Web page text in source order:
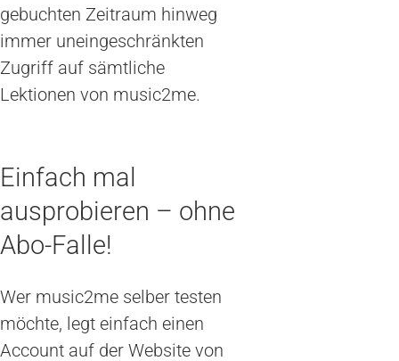
gebuchten Zeitraum hinweg
immer uneingeschränkten
Zugriff auf sämtliche
Lektionen von music2me.
Einfach mal
ausprobieren – ohne
Abo-Falle!
Wer music2me selber testen
möchte, legt einfach einen
Account auf der Website von